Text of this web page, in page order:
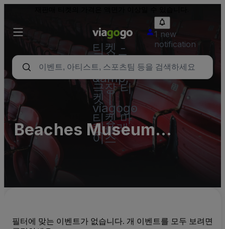
티켓 -
콘서트,
스포츠
&amp;
극장 티
켓 |
viagogo
티켓 마
켓플레
이스
1 new
notification
Beaches Museum
Chapel
필터에 맞는 이벤트가 없습니다. 개 이벤트를 모두 보려면